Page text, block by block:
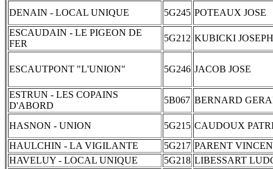
DENAIN - LOCAL UNIQUE 5G245 POTEAUX JOSE
ESCAUDAIN - LE PIGEON DE
FER
5G212 KUBICKI JOSEPH
ESCAUTPONT "L'UNION" 5G246 JACOB JOSE
ESTRUN - LES COPAINS
D'ABORD
5B067 BERNARD
HASNON - UNION 5G215 CAUDOUX
HAULCHIN - LA VIGILANTE
5G217 PARENT
HAVELUY - LOCAL UNIQUE
5G218 LIBESSART